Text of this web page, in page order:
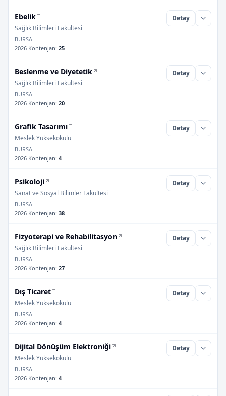
Ebelik
Sağlık Bilimleri Fakültesi
Detay
BURSA
2026 Kontenjan: 25
Beslenme ve Diyetetik
Sağlık Bilimleri Fakültesi
Detay
BURSA
2026 Kontenjan: 20
Grafik Tasarımı
Meslek Yüksekokulu
Detay
BURSA
2026 Kontenjan: 4
Psikoloji
Sanat ve Sosyal Bilimler Fakültesi
Detay
BURSA
2026 Kontenjan: 38
Fizyoterapi ve Rehabilitasyon
Sağlık Bilimleri Fakültesi
Detay
BURSA
2026 Kontenjan: 27
Dış Ticaret
Meslek Yüksekokulu
Detay
BURSA
2026 Kontenjan: 4
Dijital Dönüşüm Elektroniği
Meslek Yüksekokulu
Detay
BURSA
2026 Kontenjan: 4